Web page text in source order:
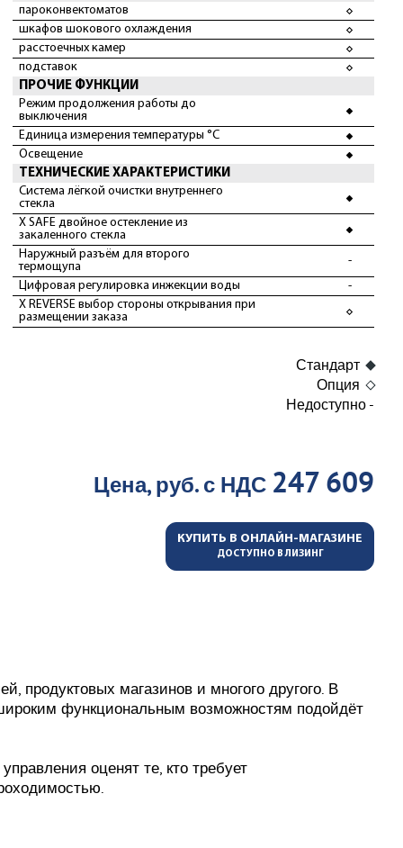
пароконвектоматов
шкафов шокового охлаждения
расстоечных камер
подставок
ПРОЧИЕ ФУНКЦИИ
Режим продолжения работы до
выключения
Единица измерения температуры °C
Освещение
ТЕХНИЧЕСКИЕ ХАРАКТЕРИСТИКИ
Система лёгкой очистки внутреннего
стекла
X SAFE двойное остекление из
закаленного стекла
Наружный разъём для второго
термощупа
-
Цифровая регулировка инжекции воды
-
X REVERSE выбор стороны открывания при
размещении заказа
Стандарт
Опция
Недоступно -
Цена, руб. с НДС 247 609
КУПИТЬ В ОНЛАЙН-МАГАЗИНЕ
ДОСТУПНО В ЛИЗИНГ
продуктовых магазинов и многого другого. В
функциональным возможностям подойдёт
оценят те, кто требует